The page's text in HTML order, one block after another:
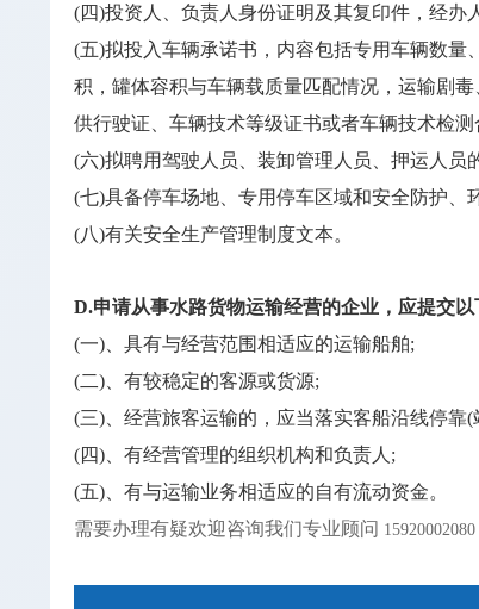
(四)投资人、负责人身份证明及其复印件，经办
(五)拟投入车辆承诺书，内容包括专用车辆数
积，罐体容积与车辆载质量匹配情况，运输剧
供行驶证、车辆技术等级证书或者车辆技术检
(六)拟聘用驾驶人员、装卸管理人员、押运人
(七)具备停车场地、专用停车区域和安全防护、
(八)有关安全生产管理制度文本。
D.申请从事水路货物运输经营的企业，应提交以
(一)、具有与经营范围相适应的运输船舶;
(二)、有较稳定的客源或货源;
(三)、经营旅客运输的，应当落实客船沿线停靠
(四)、有经营管理的组织机构和负责人;
(五)、有与运输业务相适应的自有流动资金。
需要办理有疑欢迎咨询我们专业顾问 15920002080